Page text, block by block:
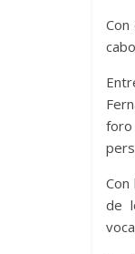
foro
de